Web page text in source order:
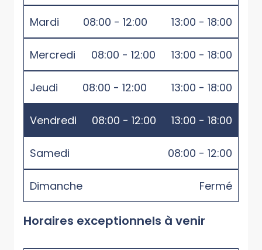
Mardi 08:00 - 12:00 13:00 - 18:00
Mercredi 08:00 - 12:00 13:00 - 18:00
Jeudi 08:00 - 12:00 13:00 - 18:00
Vendredi 08:00 - 12:00 13:00 - 18:00
Samedi 08:00 - 12:00
Dimanche Fermé
Horaires exceptionnels à venir